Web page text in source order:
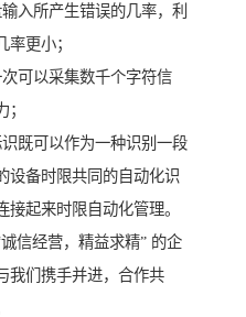
入所产生错误的几率，利
更小；
可以采集数千个字符信
既可以作为一种识别一段
设备时限共同的自动化识
起来时限自动化管理。
信经营，精益求精” 的企
我们携手并进，合作共